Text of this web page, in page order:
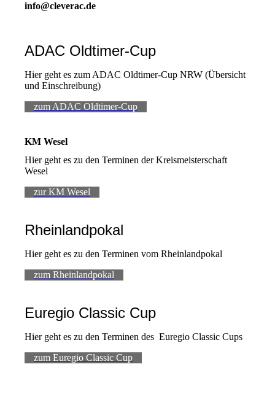
info@cleverac.de
ADAC Oldtimer-Cup
Hier geht es zum ADAC Oldtimer-Cup NRW (Übersicht
und Einschreibung)
zum ADAC Oldtimer-Cup
KM Wesel
Hier geht es zu den Terminen der Kreismeisterschaft
Wesel
zur KM Wesel
Rheinlandpokal
Hier geht es zu den Terminen vom Rheinlandpokal
zum Rheinlandpokal
Euregio Classic Cup
Hier geht es zu den Terminen des Euregio Classic Cups
zum Euregio Classic Cup